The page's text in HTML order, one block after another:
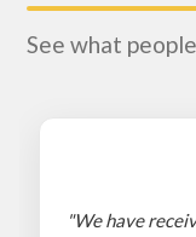
See what
"We have